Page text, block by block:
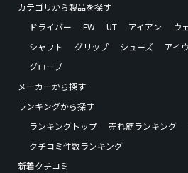
カテゴリから製品を探す
ドライバー
FW UT アイアン ウ
シャフト
グリップ シューズ アイ
グローブ
メーカーから探す
ランキングから探す
ランキングトップ
売れ筋ランキング
クチコミ件数ランキング
新着クチコミ